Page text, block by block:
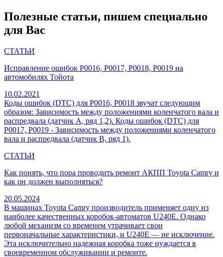
Полезные статьи, пишем специально
для Вас
СТАТЬИ
Исправление ошибок P0016, P0017, P0018, P0019 на
автомобилях Тойота
10.02.2021
Коды ошибок (DTC) для P0016, P0018 звучат следующим
образом: Зависимость между положениями коленчатого вала и
распредвала (датчик A, ряд 1,2). Коды ошибок (DTC) для
P0017, P0019 - Зависимость между положениями коленчатого
вала и распредвала (датчик B, ряд 1).
СТАТЬИ
Как понять, что пора проводить ремонт АКПП Toyota Camry и
как он должен выполняться?
20.05.2024
В машинах Toyota Camry производитель применяет одну из
наиболее качественных коробок-автоматов U240E. Однако
любой механизм со временем утрачивает свои
первоначальные характеристики, и U240E — не исключение.
Эта исключительно надежная коробка тоже нуждается в
своевременном обслуживании и ремонте.